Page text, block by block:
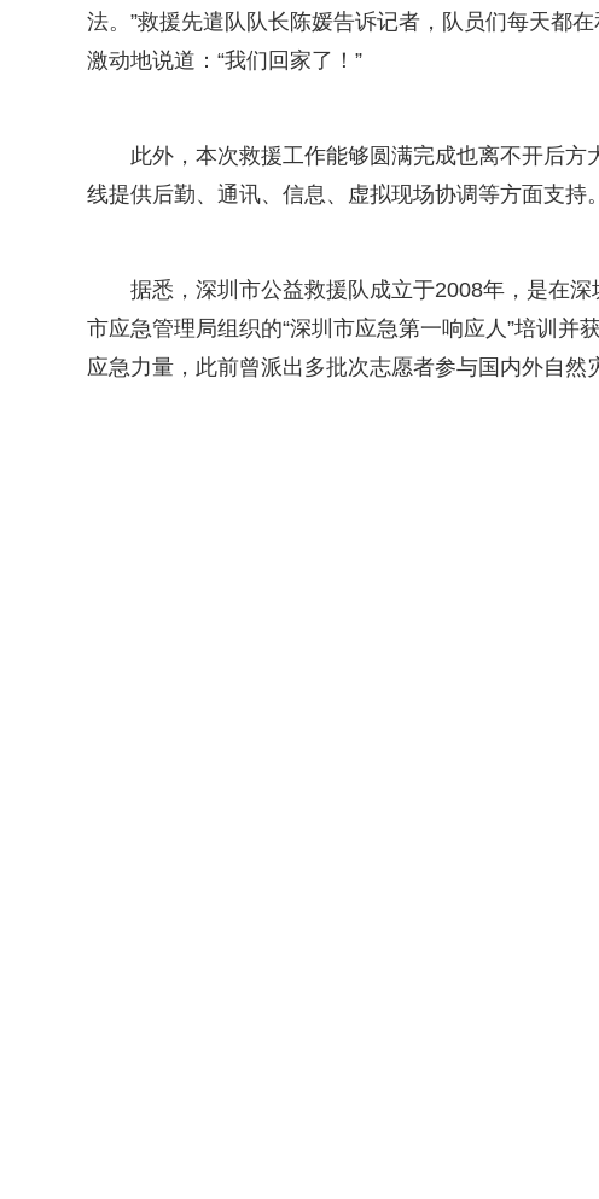
法。”救援先遣队队长陈媛告诉记者，队员们每天都
激动地说道：“我们回家了！”
此外，本次救援工作能够圆满完成也离不开后
线提供后勤、通讯、信息、虚拟现场协调等方面支持。
据悉，深圳市公益救援队成立于2008年，是在
市应急管理局组织的“深圳市应急第一响应人”培训
应急力量，此前曾派出多批次志愿者参与国内外自然